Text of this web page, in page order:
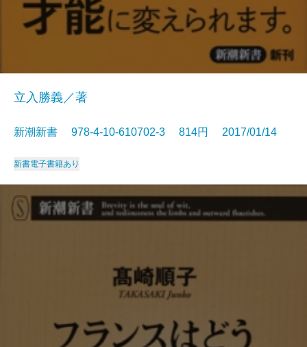
立入勝義／著
新潮新書 978-4-10-610702-3 814円 2017/01/14
新書電子書籍あり